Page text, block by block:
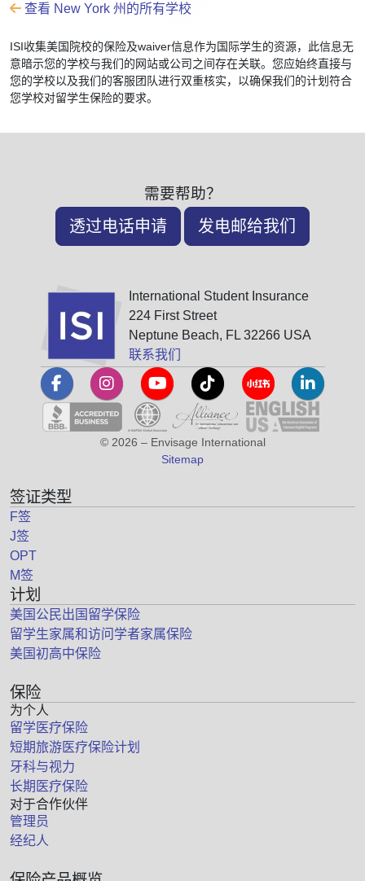
查看 New York 州的所有学校
ISI收集美国院校的保险及waiver信息作为国际学生的资源，此信息无
意暗示您的学校与我们的网站或公司之间存在关联。您应始终直接与
您的学校以及我们的客服团队进行双重核实，以确保我们的计划符合
您学校对留学生保险的要求。
需要帮助？
透过电话申请 发电邮给我们
International Student Insurance
224 First Street
Neptune Beach, FL 32266 USA
联系我们
© 2026 – Envisage International
Sitemap
签证类型
F签
J签
OPT
M签
计划
美国公民出国留学保险
留学生家属和访问学者家属保险
美国初高中保险
保险
为个人
留学医疗保险
短期旅游医疗保险计划
牙科与视力
长期医疗保险
对于合作伙伴
管理员
经纪人